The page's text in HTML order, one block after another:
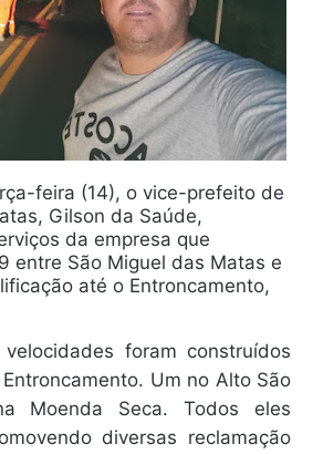
feira (14), o vice-prefeito de
Gilson da Saúde,
da empresa que
entre São Miguel das Matas e
até o Entroncamento,
foram construídos
Um no Alto São
Moenda Seca. Todos eles
diversas reclamação